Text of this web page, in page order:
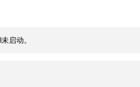
启动。